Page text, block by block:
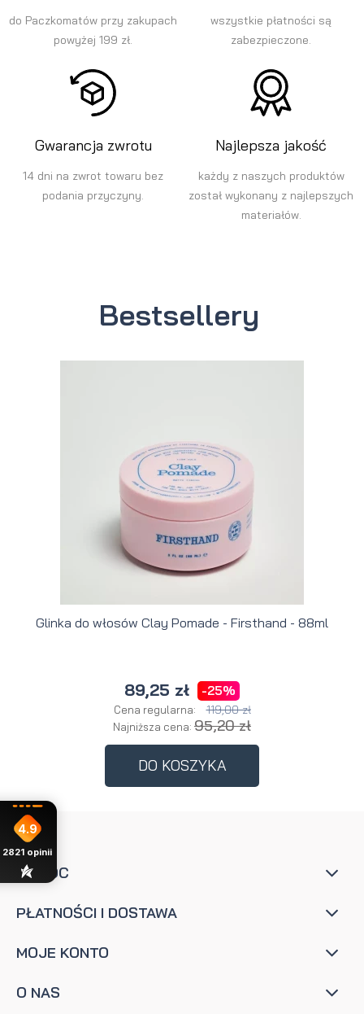
do Paczkomatów przy zakupach
powyżej 199 zł.
wszystkie płatności są
zabezpieczone.
Gwarancja zwrotu
14 dni na zwrot towaru bez
podania przyczyny.
Najlepsza jakość
każdy z naszych produktów
został wykonany z najlepszych
materiałów.
Bestsellery
Glinka do włosów Clay Pomade - Firsthand - 88ml
89,25 zł -25%
Cena regularna: 119,00 zł
Najniższa cena: 95,20 zł
DO KOSZYKA
POMOC
PŁATNOŚCI I DOSTAWA
MOJE KONTO
O NAS
4.9
2821 opinii